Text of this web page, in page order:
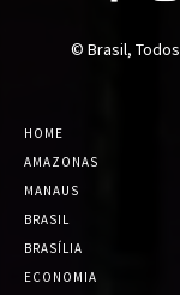
© Brasil,
HOME
AMAZONAS
MANAUS
BRASIL
BRASÍLIA
ECONOMIA